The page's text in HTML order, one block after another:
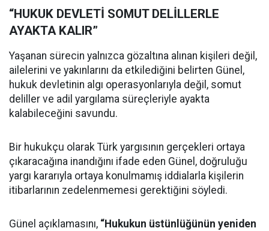
“HUKUK DEVLETİ SOMUT DELİLLERLE
AYAKTA KALIR”
Yaşanan sürecin yalnızca gözaltına alınan kişileri değil,
ailelerini ve yakınlarını da etkilediğini belirten Günel,
hukuk devletinin algı operasyonlarıyla değil, somut
deliller ve adil yargılama süreçleriyle ayakta
kalabileceğini savundu.
Bir hukukçu olarak Türk yargısının gerçekleri ortaya
çıkaracağına inandığını ifade eden Günel, doğruluğu
yargı kararıyla ortaya konulmamış iddialarla kişilerin
itibarlarının zedelenmemesi gerektiğini söyledi.
Günel açıklamasını, “Hukukun üstünlüğünün yeniden